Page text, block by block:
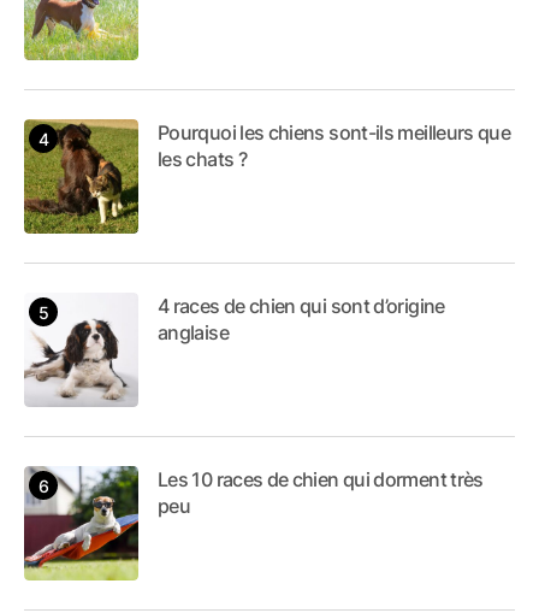
Pourquoi les chiens sont-ils meilleurs que
les chats ?
4 races de chien qui sont d’origine
anglaise
Les 10 races de chien qui dorment très
peu